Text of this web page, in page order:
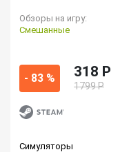
Обзоры на игру:
Смешанные
- 83 % 318 P
1799 Р
Симуляторы